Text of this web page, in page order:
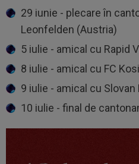
29 iunie - plecare în
Leonfelden (Austria)
5 iulie - amical cu Rapid
8 iulie - amical cu FC
9 iulie - amical cu Slovan
10 iulie - final de